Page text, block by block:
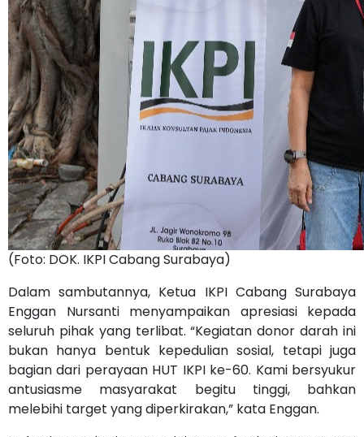
(Foto: DOK. IKPI Cabang Surabaya)
Dalam sambutannya, Ketua IKPI Cabang Surabaya
Enggan Nursanti menyampaikan apresiasi kepada
seluruh pihak yang terlibat. “Kegiatan donor darah ini
bukan hanya bentuk kepedulian sosial, tetapi juga
bagian dari perayaan HUT IKPI ke-60. Kami bersyukur
antusiasme masyarakat begitu tinggi, bahkan
melebihi target yang diperkirakan,” kata Enggan.